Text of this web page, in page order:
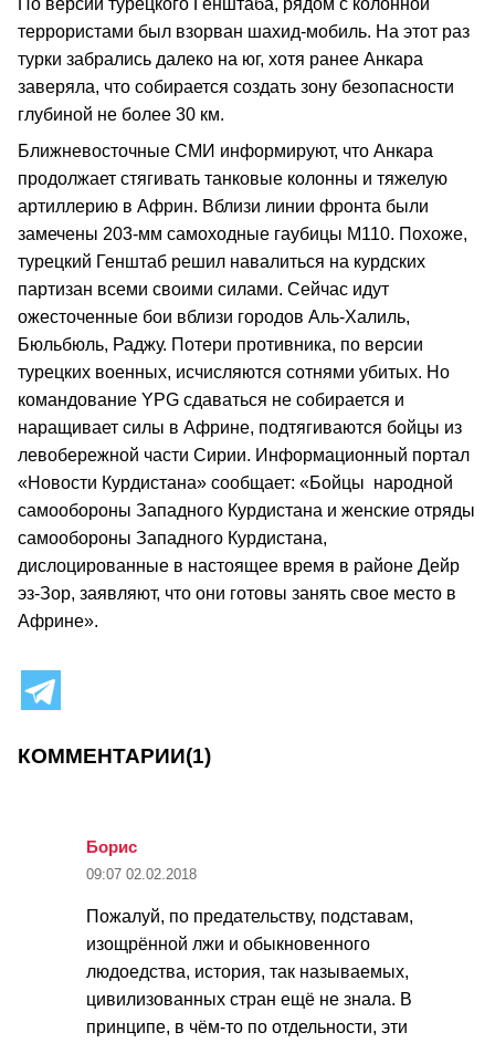
По версии турецкого Генштаба, рядом с колонной
террористами был взорван шахид-мобиль. На этот раз
турки забрались далеко на юг, хотя ранее Анкара
заверяла, что собирается создать зону безопасности
глубиной не более 30 км.
Ближневосточные СМИ информируют, что Анкара
продолжает стягивать танковые колонны и тяжелую
артиллерию в Африн. Вблизи линии фронта были
замечены 203-мм самоходные гаубицы М110. Похоже,
турецкий Генштаб решил навалиться на курдских
партизан всеми своими силами. Сейчас идут
ожесточенные бои вблизи городов Аль-Халиль,
Бюльбюль, Раджу. Потери противника, по версии
турецких военных, исчисляются сотнями убитых. Но
командование YPG сдаваться не собирается и
наращивает силы в Африне, подтягиваются бойцы из
левобережной части Сирии. Информационный портал
«Новости Курдистана» сообщает: «Бойцы народной
самообороны Западного Курдистана и женские отряды
самообороны Западного Курдистана,
дислоцированные в настоящее время в районе Дейр
эз-Зор, заявляют, что они готовы занять свое место в
Африне».
КОММЕНТАРИИ(1)
Борис
09:07 02.02.2018
Пожалуй, по предательству, подставам,
изощрённой лжи и обыкновенного
людоедства, история, так называемых,
цивилизованных стран ещё не знала. В
принципе, в чём-то по отдельности, эти